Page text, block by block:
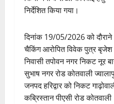
निर्देशित किया गया।
दिनांक 19/05/2026 को दौराने
चैकिंग आरोपित विवेक पुत्र बृजेश
निवासी तपोवन नगर निकट नूर
सुभाष नगर रोड कोतवाली
जनपद हरिद्वार को निकट
कब्रिस्तान पीएसी रोड कोतवाली